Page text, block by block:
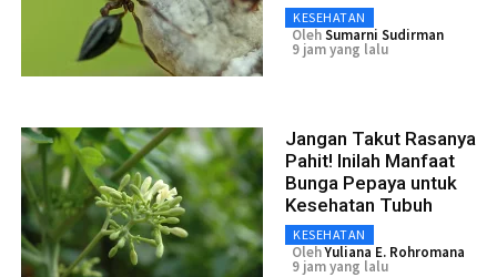
KESEHATAN
OlehSumarni Sudirman
9 jam yang lalu
Jangan Takut Rasanya
Pahit! Inilah Manfaat
Bunga Pepaya untuk
Kesehatan Tubuh
KESEHATAN
OlehYuliana E. Rohromana
9 jam yang lalu